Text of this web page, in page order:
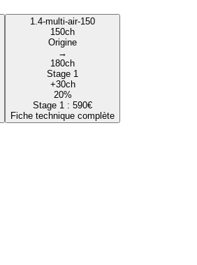
1.4-multi-air-150
150ch
Origine
→
180ch
Stage 1
+30ch
20%
Stage 1 : 590€
Fiche technique complète